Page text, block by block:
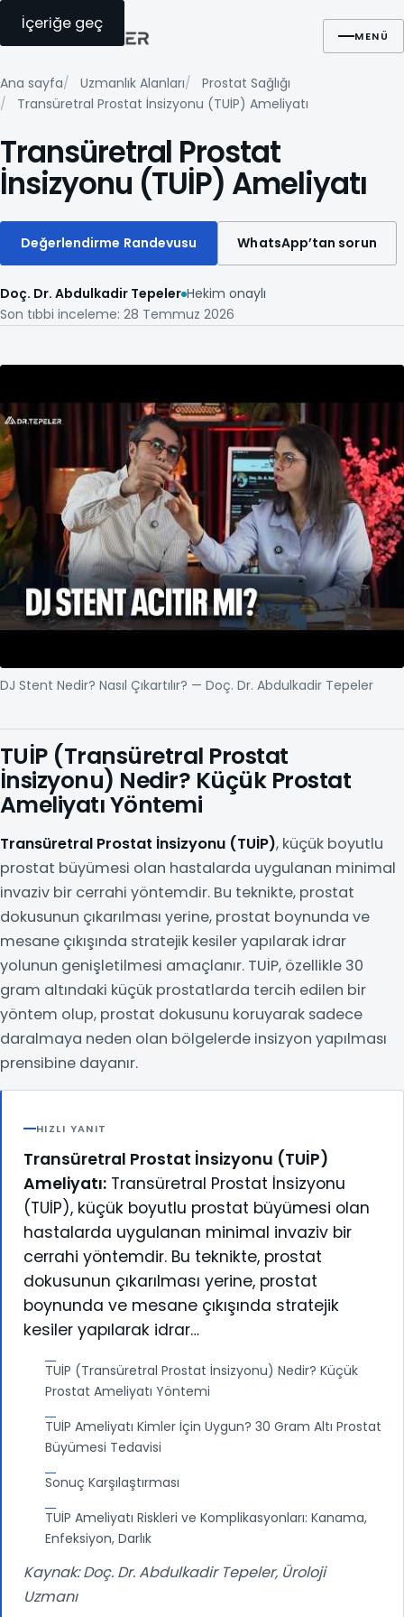
İçeriğe geç
MENÜ
Ana sayfa Uzmanlık Alanları
Prostat Sağlığı
Transüretral Prostat İnsizyonu (TUİP) Ameliyatı
Transüretral Prostat
İnsizyonu (TUİP) Ameliyatı
Değerlendirme Randevusu WhatsApp’tan sorun
Doç. Dr. Abdulkadir Tepeler Hekim onaylı
Son tıbbi inceleme: 28 Temmuz 2026
DJ Stent Nedir? Nasıl
DJ Stent Nedir? Nasıl Çıkartılır? — Doç. Dr. Abdulkadir Tepeler
TUİP (Transüretral Prostat
İnsizyonu) Nedir? Küçük Prostat
Ameliyatı Yöntemi
Transüretral Prostat İnsizyonu (TUİP), küçük boyutlu
prostat büyümesi olan hastalarda uygulanan minimal
invaziv bir cerrahi yöntemdir. Bu teknikte, prostat
dokusunun çıkarılması yerine, prostat boynunda ve
mesane çıkışında stratejik kesiler yapılarak idrar
yolunun genişletilmesi amaçlanır. TUİP, özellikle 30
gram altındaki küçük prostatlarda tercih edilen bir
yöntem olup, prostat dokusunu koruyarak sadece
daralmaya neden olan bölgelerde insizyon yapılması
prensibine dayanır.
HIZLI YANIT
Transüretral Prostat İnsizyonu (TUİP)
Ameliyatı: Transüretral Prostat İnsizyonu
(TUİP), küçük boyutlu prostat büyümesi olan
hastalarda uygulanan minimal invaziv bir
cerrahi yöntemdir. Bu teknikte, prostat
dokusunun çıkarılması yerine, prostat
boynunda ve mesane çıkışında stratejik
kesiler yapılarak idrar…
TUİP (Transüretral Prostat İnsizyonu) Nedir? Küçük
Prostat Ameliyatı Yöntemi
TUİP Ameliyatı Kimler İçin Uygun? 30 Gram Altı Prostat
Büyümesi Tedavisi
Sonuç Karşılaştırması
TUİP Ameliyatı Riskleri ve Komplikasyonları: Kanama,
Enfeksiyon, Darlık
Kaynak: Doç. Dr. Abdulkadir Tepeler, Üroloji
Uzmanı
Ara WhatsApp Randevu